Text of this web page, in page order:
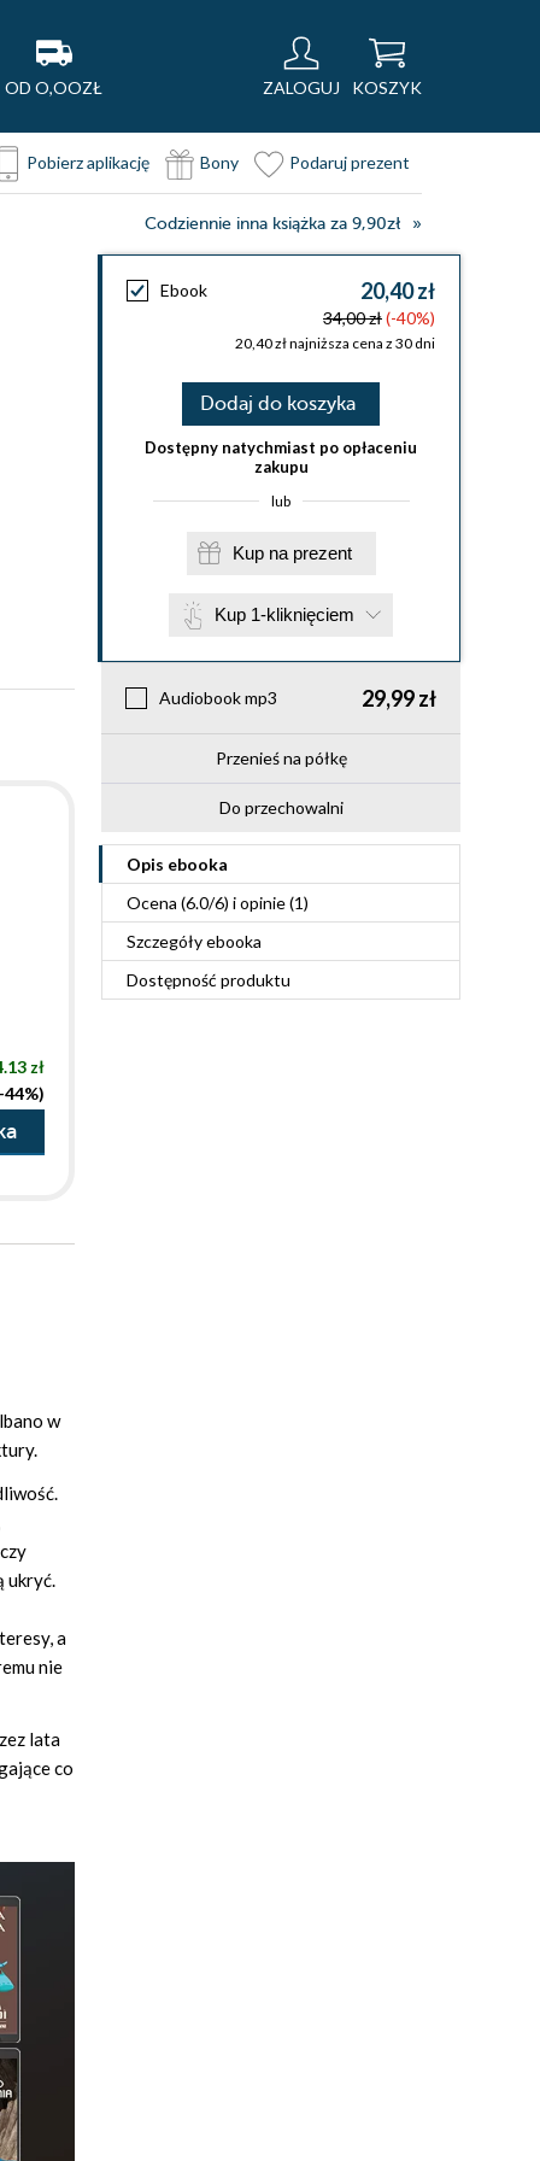
OD O,OOZŁ ZALOGUJ KOSZYK
Pobierz aplikację Bony Podaruj prezent
Codziennie inna książka za 9,90zł
Ebook 20,40 zł
34,00 zł(-40%)
20,40 zł najniższa cena z 30 dni
Dodaj do koszyka
Dostępny natychmiast po opłaceniu
zakupu
lub
Kup na prezent
Kup 1-kliknięciem
Audiobook mp3 29,99 zł
Przenieś na półkę
Do przechowalni
Opis ebooka
Ocena (6.0/6) i opinie (1)
Szczegółyebooka
Dostępność produktu
zł
44%)
w
ukryć.
a
nie
lata
co